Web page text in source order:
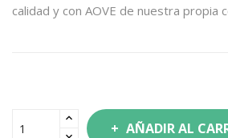
calidad y con AOVE de nuestra propia
AÑADIR AL